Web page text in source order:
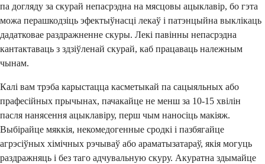
па догляду за скурай непасрэдна на мясцовы ацыклавір, бо гэта
можа перашкодзіць эфектыўнасці лекаў і патэнцыйна выклікаць
дадатковае раздражненне скуры. Лекі павінны непасрэдна
кантактаваць з здзіўленай скурай, каб працаваць належным
чынам.
Калі вам трэба карыстацца касметыкай па сацыяльных або
прафесійных прычынах, пачакайце не менш за 10-15 хвілін
пасля нанясення ацыклавіру, перш чым наносіць макіяж.
Выбірайце мяккія, некомедогенные сродкі і пазбягайце
агрэсіўных хімічных рэчываў або араматызатараў, якія могуць
раздражняць і без таго адчувальную скуру. Акуратна здымайце